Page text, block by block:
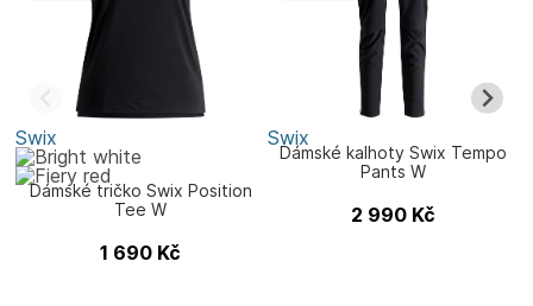
Swix
Dámské tričko Swix Position
Tee W
1 690 Kč
Swix
Dámské kalhoty Swix Tempo
Pants W
2 990 Kč